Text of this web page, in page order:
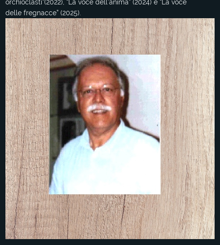
orchioclasti”(2022), “La voce dell’anima” (2024) e “La voce
delle fregnacce” (2025).